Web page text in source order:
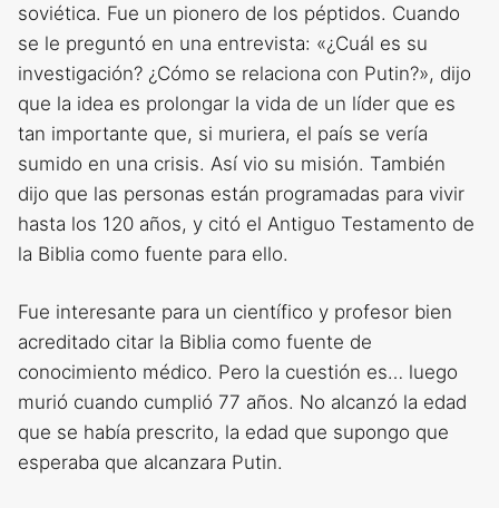
soviética. Fue un pionero de los péptidos. Cuando
se le preguntó en una entrevista: «¿Cuál es su
investigación? ¿Cómo se relaciona con Putin?», dijo
que la idea es prolongar la vida de un líder que es
tan importante que, si muriera, el país se vería
sumido en una crisis. Así vio su misión. También
dijo que las personas están programadas para vivir
hasta los 120 años, y citó el Antiguo Testamento de
la Biblia como fuente para ello.
Fue interesante para un científico y profesor bien
acreditado citar la Biblia como fuente de
conocimiento médico. Pero la cuestión es… luego
murió cuando cumplió 77 años. No alcanzó la edad
que se había prescrito, la edad que supongo que
esperaba que alcanzara Putin.